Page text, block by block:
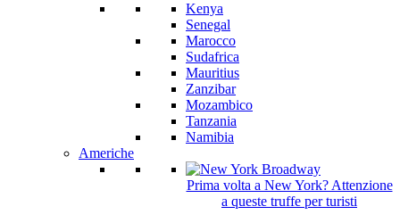
Kenya
Senegal
Marocco
Sudafrica
Mauritius
Zanzibar
Mozambico
Tanzania
Namibia
Americhe
Prima volta a New York? Attenzione
a queste truffe per turisti